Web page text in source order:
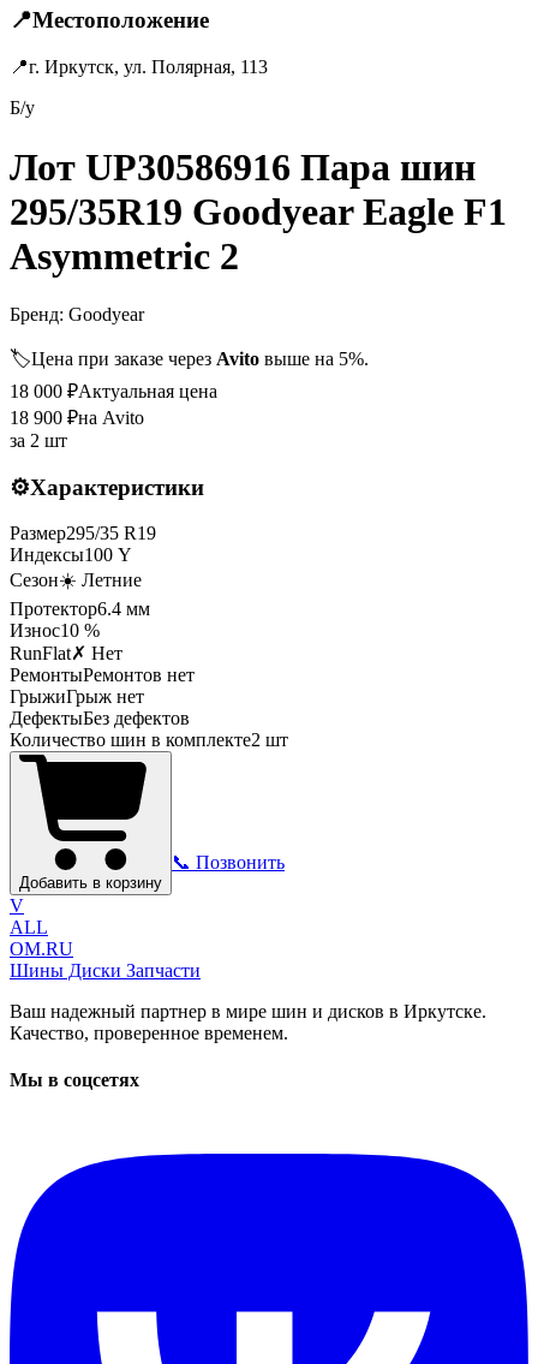
📍Местоположение
📍г. Иркутск, ул. Полярная, 113
Б/у
Лот UP30586916 Пара шин
295/35R19 Goodyear Eagle F1
Asymmetric 2
Бренд: Goodyear
🏷️Цена при заказе через Avito выше на 5%.
18 000 ₽Актуальная цена
18 900 ₽на Avito
за 2 шт
⚙️Характеристики
Размер295/35 R19
Индексы100 Y
Сезон☀️ Летние
Протектор6.4 мм
Износ10 %
RunFlat✗ Нет
РемонтыРемонтов нет
ГрыжиГрыж нет
ДефектыБез дефектов
Количество шин в комплекте2 шт
Добавить в корзину
📞 Позвонить
V
ALL
OM.RU
Шины Диски Запчасти
Ваш надежный партнер в мире шин и дисков в Иркутске.
Качество, проверенное временем.
Мы в соцсетях